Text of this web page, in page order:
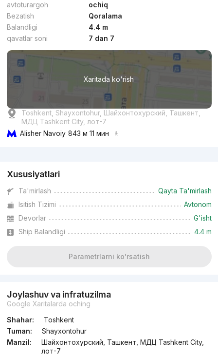
avtoturargoh
ochiq
Bezatish
Qoralama
Balandligi
4.4 m
qavatlar soni
7 dan 7
Xaritada ko'rish
Toshkent, Shayxontohur, Шайхонтохурский, Ташкент,
МДЦ Tashkent City, лот-7
Alisher Navoiy 843 м 11 мин
Xususiyatlari
Ta'mirlash
Qayta Ta'mirlash
Isitish Tizimi
Avtonom
Devorlar
G'isht
Ship Balandligi
4.4 m
Parametrlarni ko'rsatish
Joylashuv va infratuzilma
Google Xaritalarda oching
Shahar:
Toshkent
Tuman:
Shayxontohur
Manzil:
Шайхонтохурский, Ташкент, МДЦ Tashkent City,
лот-7